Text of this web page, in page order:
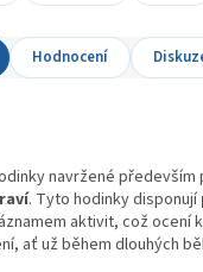
Hodnocení
navržené
. Tyto hodinky disponují
aktivit, což
ať už během dlouhých